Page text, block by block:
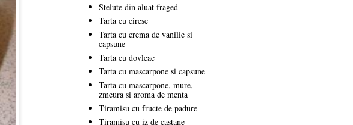
Stelute din aluat fraged
Tarta cu cirese
Tarta cu crema de vanilie si
capsune
Tarta cu dovleac
Tarta cu mascarpone si capsune
Tarta cu mascarpone, mure,
zmeura si aroma de menta
Tiramisu cu fructe de padure
Tiramisu cu iz de castane